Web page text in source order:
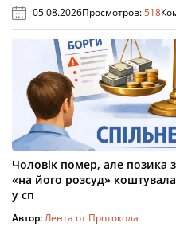
05.08.2026Просмотров:518
Чоловік помер, але позика
«на його розсуд»
у сп
Автор:Лента от Протокола